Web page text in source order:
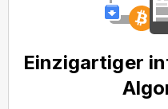
Einzigartiger